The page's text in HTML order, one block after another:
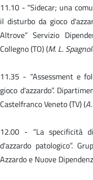
11.10 - “Sidecar; una
il disturbo da gioco
Altrove” Servizio
Collegno (TO) (M. L.
11.35 - “Assessment e
gioco d'azzardo”.
Castelfranco Veneto (TV) (
12.00 - “La specificità
d'azzardo patologico”.
Azzardo e Nuove